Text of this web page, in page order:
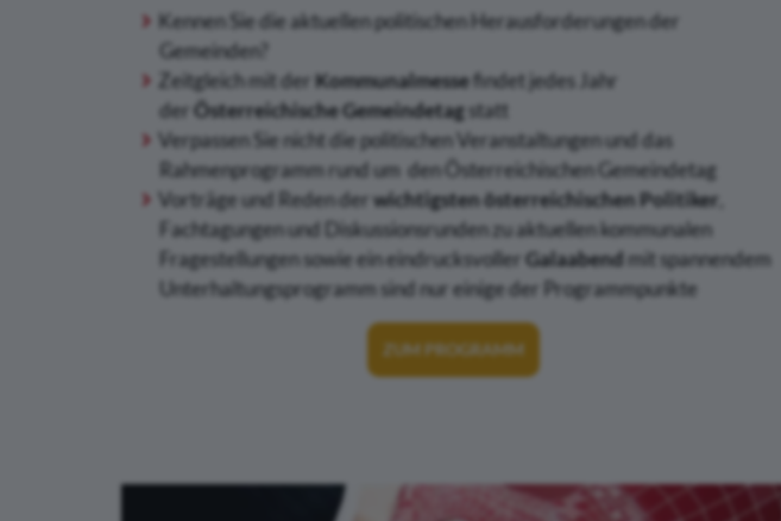
Kennen Sie die aktuellen politischen Herausforderungen der
Gemeinden?
Zeitgleich mit der Kommunalmessefindet jedes Jahr
der Österreichische Gemeindetagstatt
Verpassen Sie nicht die politischen Veranstaltungen und das
Rahmenprogramm rund um den Österreichischen Gemeindetag
Vorträge und Reden der wichtigsten österreichischen Politiker
Fachtagungen und Diskussionsrunden zu aktuellen kommunalen
Fragestellungen sowie ein eindrucksvoller Galaabend mit spannendem
Unterhaltungsprogramm sind nur einige der Programmpunkte
ZUM PROGRAMM